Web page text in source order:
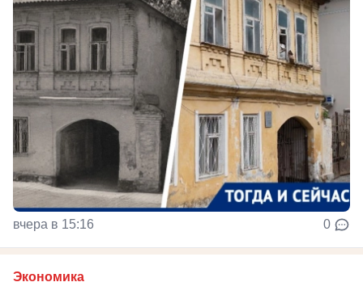
вчера в 15:16 0
Экономика